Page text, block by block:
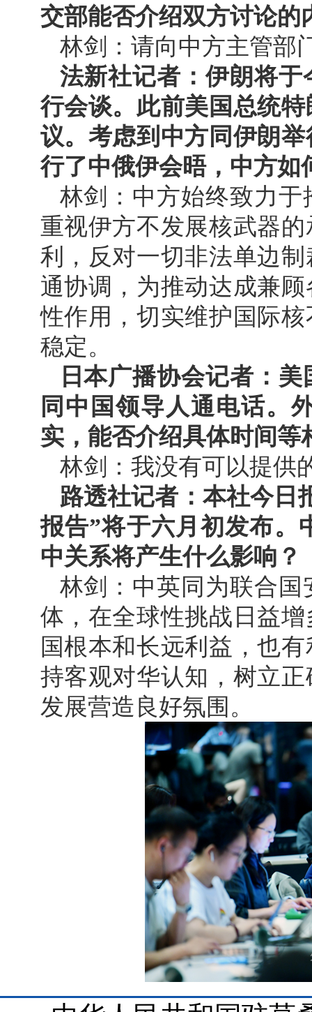
交部能否介绍双方讨论的
林剑：请向中方主管部
法新社记者：伊朗将
行会谈。此前美国总统
议。考虑到中方同伊朗
行了中俄伊会晤，中方如
林剑：中方始终致力
重视伊方不发展核武器
利，反对一切非法单边
通协调，为推动达成兼
性作用，切实维护国际
稳定。
日本广播协会记者：
同中国领导人通电话。
实，能否介绍具体时间等
林剑：我没有可以提供
路透社记者：本社今日
报告”将于六月初发布。
中关系将产生什么影响？
林剑：中英同为联合
体，在全球性挑战日益
国根本和长远利益，也
持客观对华认知，树立
发展营造良好氛围。